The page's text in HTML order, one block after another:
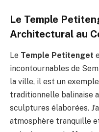
Le Temple
Architectural au
Le Temple Petitenget
incontournables de
la ville, il est un
traditionnelle balinaise
sculptures élaborées.
atmosphère tranquille